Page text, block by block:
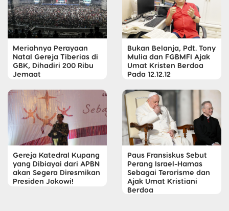
Meriahnya Perayaan
Natal Gereja Tiberias di
GBK, Dihadiri 200 Ribu
Jemaat
Bukan Belanja, Pdt. Tony
Mulia dan FGBMFI Ajak
Umat Kristen Berdoa
Pada 12.12.12
Gereja Katedral Kupang
yang Dibiayai dari APBN
akan Segera Diresmikan
Presiden Jokowi!
Paus Fransiskus Sebut
Perang Israel-Hamas
Sebagai Terorisme dan
Ajak Umat Kristiani
Berdoa